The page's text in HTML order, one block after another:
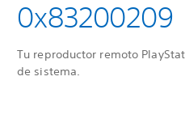
0x83200209
Tu reproductor remoto
de sistema.